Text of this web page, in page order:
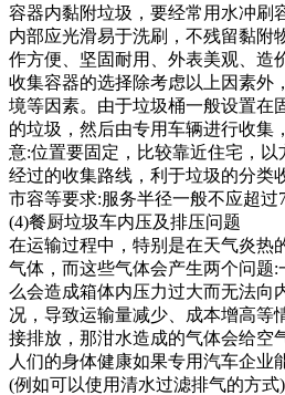
容器内黏附垃圾，要经常用水冲刷
内部应光滑易于洗刷，不残留黏附
作方便、坚固耐用、外表美观、造
收集容器的选择除考虑以上因素外
境等因素。由于垃圾桶一般设置在
的垃圾，然后由专用车辆进行收集
意:位置要固定，比较靠近住宅，
经过的收集路线，利于垃圾的分类
市容等要求:服务半径一般不应超过
(4)餐厨垃圾车内压及排压问题
在运输过程中，特别是在天气炎热
气体，而这些气体会产生两个问题
么会造成箱体内压力过大而无法向
况，导致运输量减少、成本增高等
接排放，那泔水造成的气体会给空
人们的身体健康如果专用汽车企业
(例如可以使用清水过滤排气的方